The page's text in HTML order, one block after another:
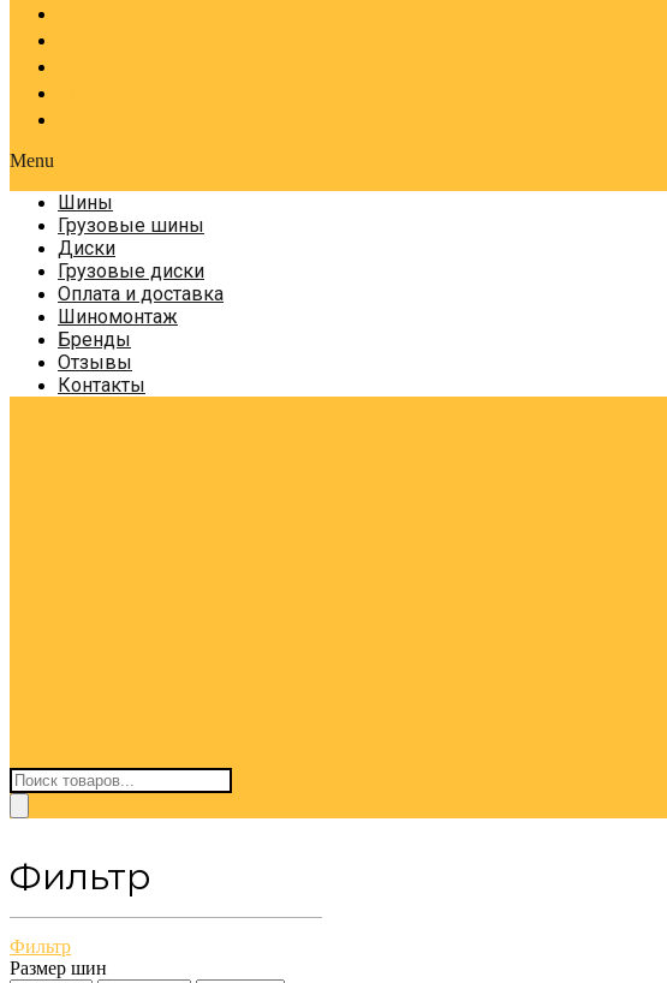
Menu
Шины
Грузовые шины
Диски
Грузовые диски
Оплата и доставка
Шиномонтаж
Бренды
Отзывы
Контакты
Поиск
товаров
Фильтр
Фильтр
Размер шин